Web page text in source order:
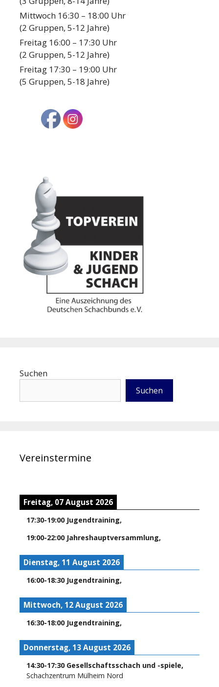
Mittwoch 16:30 – 18:00 Uhr
(2 Gruppen, 5-12 Jahre)
Freitag 16:00 – 17:30 Uhr
(2 Gruppen, 5-12 Jahre)
Freitag 17:30 – 19:00 Uhr
(5 Gruppen, 5-18 Jahre)
Suchen
Suchen
Vereinstermine
Freitag, 07 August 2026
17:30-19:00 Jugendtraining,
19:00-22:00 Jahreshauptversammlung,
Dienstag, 11 August 2026
16:00-18:30 Jugendtraining,
Mittwoch, 12 August 2026
16:30-18:00 Jugendtraining,
Donnerstag, 13 August 2026
14:30-17:30 Gesellschaftsschach und -spiele,
Schachzentrum Mülheim Nord